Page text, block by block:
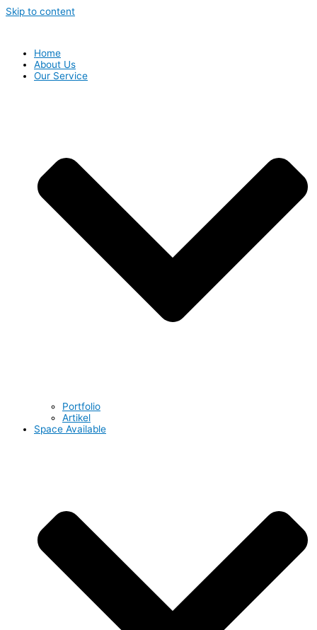
Skip to content
Home
About Us
Our Service
Portfolio
Artikel
Space Available